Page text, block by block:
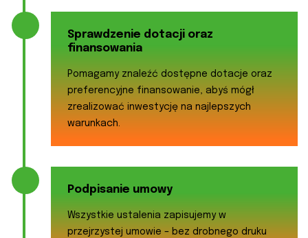
Sprawdzenie dotacji oraz
finansowania
Pomagamy znaleźć dostępne dotacje oraz
preferencyjne finansowanie, abyś mógł
zrealizować inwestycję na najlepszych
warunkach.
Podpisanie umowy
Wszystkie ustalenia zapisujemy w
przejrzystej umowie – bez drobnego druku